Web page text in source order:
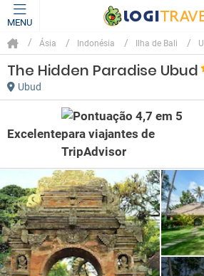
MENU
Ásia Indonésia Ilha de Bali
The Hidden Paradise Ubud
Ubud
Excelente